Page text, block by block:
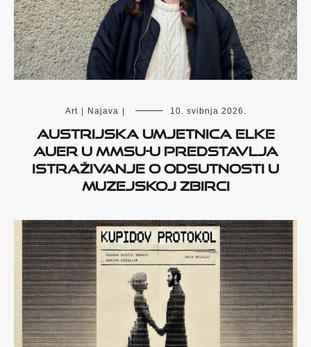
Art Najava 10. svibnja 2026.
Austrijska umjetnica Elke
Auer u MMSU-u predstavlja
istraživanje o odsutnosti u
muzejskoj zbirci